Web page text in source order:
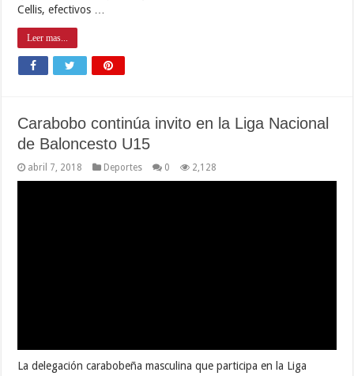
Cellis, efectivos …
Leer mas...
Carabobo continúa invito en la Liga Nacional
de Baloncesto U15
abril 7, 2018 Deportes 0 2,128
La delegación carabobeña masculina que participa en la Liga